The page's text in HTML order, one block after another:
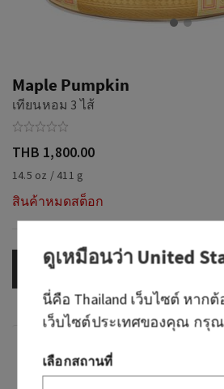
Maple Pumpkin
เทียนหอม 3 ไส้
THB 1,800.00
14.5 oz / 411 g
สินค้าหมดสต็อก
OUT OF STOCK
กลิ่น
ดูเหมือนว่าUnited
นี่คือ Thailand เว็บไซต์ หาก
เว็บไซต์ประเทศของคุณ กรุ
เลือกสถานที่